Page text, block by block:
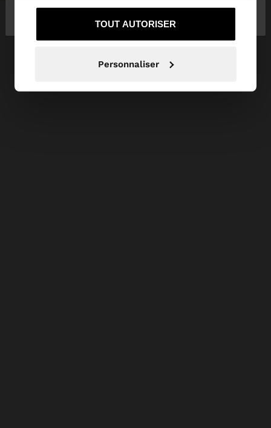
services.
TOUT AUTORISER
Personnaliser